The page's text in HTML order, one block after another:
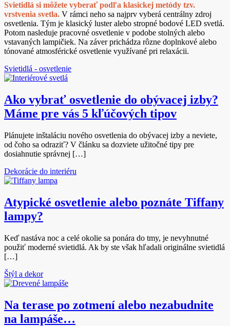
Svietidlá si môžete vyberať podľa klasickej metódy tzv.
vrstvenia svetla. V rámci neho sa najprv vyberá centrálny zdroj
osvetlenia. Tým je klasický luster alebo stropné bodové LED svetlá.
Potom nasleduje pracovné osvetlenie v podobe stolných alebo
vstavaných lampičiek. Na záver prichádza rôzne doplnkové alebo
tónované atmosférické osvetlenie využívané pri relaxácii.
Svietidlá - osvetlenie
Ako vybrať osvetlenie do obývacej izby?
Máme pre vás 5 kľúčových tipov
Plánujete inštaláciu nového osvetlenia do obývacej izby a neviete,
od čoho sa odraziť? V článku sa dozviete užitočné tipy pre
dosiahnutie správnej […]
Dekorácie do interiéru
Atypické osvetlenie alebo poznáte Tiffany
lampy?
Keď nastáva noc a celé okolie sa ponára do tmy, je nevyhnutné
použiť moderné svietidlá. Ak by ste však hľadali originálne svietidlá
[…]
Štýl a dekor
Na terase po zotmení alebo nezabudnite
na lampáše…